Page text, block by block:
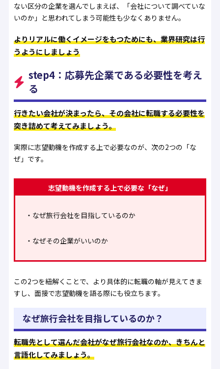
ない区分の企業を選んでしまえば、「会社について調べていな
いのか」と思われてしまう可能性も少なくありません。
よりリアルに働くイメージをもつためにも、業界研究は行
うようにしましょう
step4：応募先企業である必要性を考え
る
行きたい会社が決まったら、その会社に転職する必要性を
突き詰めて考えてみましょう。
実際に志望動機を作成する上で必要なのが、次の2つの「な
ぜ」です。
志望動機を作成する上で必要な「なぜ」
・なぜ旅行会社を目指しているのか
・なぜその企業がいいのか
この2つを紐解くことで、より具体的に転職の軸が見えてきま
すし、面接で志望動機を語る際にも役立ちます。
なぜ旅行会社を目指しているのか？
転職先として選んだ会社がなぜ旅行会社なのか、きちんと
言語化してみましょう。